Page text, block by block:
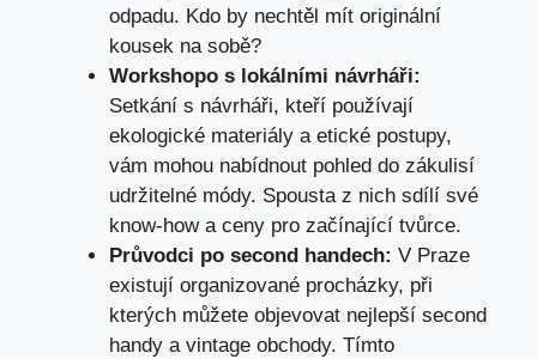
odpadu. Kdo by nechtěl mít originální
kousek na sobě?
Workshopo s lokálními návrháři:
Setkání s návrháři, kteří používají
ekologické materiály a etické postupy,
vám mohou nabídnout pohled do zákulisí
udržitelné módy. Spousta z nich sdílí své
know-how a ceny pro začínající tvůrce.
Průvodci po second handech: V Praze
existují organizované procházky, při
kterých můžete objevovat nejlepší second
handy a vintage obchody. Tímto